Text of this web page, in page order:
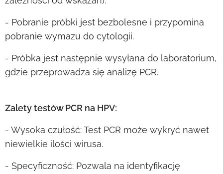
- Pobranie próbki jest bezbolesne i przypomina
pobranie wymazu do cytologii.
- Próbka jest następnie wysyłana do laboratorium,
gdzie przeprowadza się analizę PCR.
Zalety testów PCR na HPV:
- Wysoka czułość: Test PCR może wykryć nawet
niewielkie ilości wirusa.
- Specyficzność: Pozwala na identyfikację